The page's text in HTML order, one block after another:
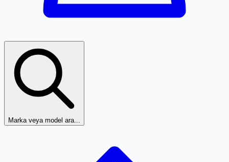
Marka veya model ara...